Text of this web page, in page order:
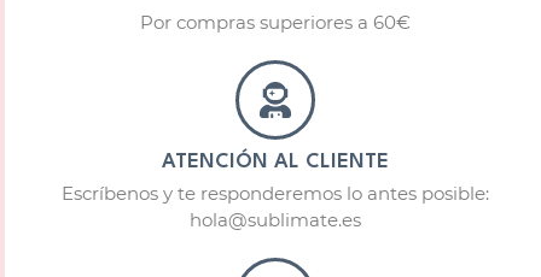
Por compras superiores a 60€
ATENCIÓN AL CLIENTE
Escríbenos y te responderemos lo antes posible:
hola@sublimate.es